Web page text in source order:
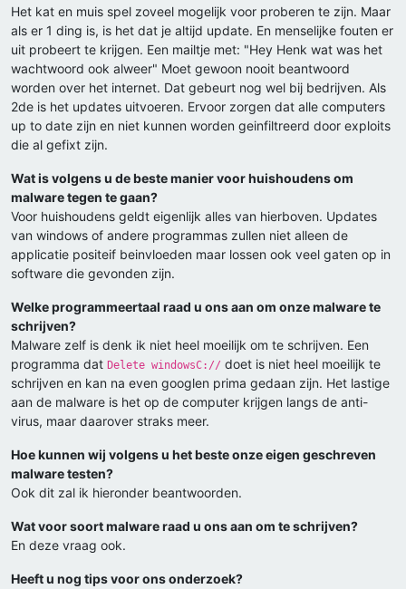
Het kat en muis spel zoveel mogelijk voor proberen te zijn. Maar
als er 1 ding is, is het dat je altijd update. En menselijke fouten er
uit probeert te krijgen. Een mailtje met: "Hey Henk wat was het
wachtwoord ook alweer" Moet gewoon nooit beantwoord
worden over het internet. Dat gebeurt nog wel bij bedrijven. Als
2de is het updates uitvoeren. Ervoor zorgen dat alle computers
up to date zijn en niet kunnen worden geinfiltreerd door exploits
die al gefixt zijn.
Wat is volgens u de beste manier voor huishoudens om
malware tegen te gaan?
Voor huishoudens geldt eigenlijk alles van hierboven. Updates
van windows of andere programmas zullen niet alleen de
applicatie positeif beinvloeden maar lossen ook veel gaten op in
software die gevonden zijn.
Welke programmeertaal raad u ons aan om onze malware te
schrijven?
Malware zelf is denk ik niet heel moeilijk om te schrijven. Een
programma dat Delete windowsC:// doet is niet heel moeilijk te
schrijven en kan na even googlen prima gedaan zijn. Het lastige
aan de malware is het op de computer krijgen langs de anti-
virus, maar daarover straks meer.
Hoe kunnen wij volgens u het beste onze eigen geschreven
malware testen?
Ook dit zal ik hieronder beantwoorden.
Wat voor soort malware raad u ons aan om te schrijven?
En deze vraag ook.
Heeft u nog tips voor ons onderzoek?